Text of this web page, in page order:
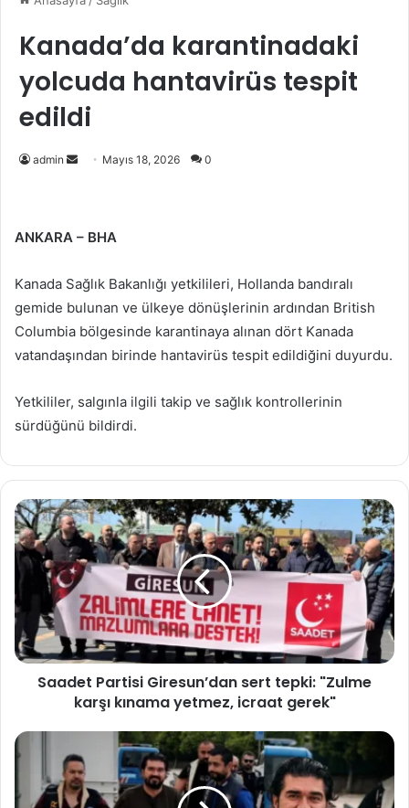
Kanada’da karantinadaki
yolcuda hantavirüs tespit
edildi
admin
Bir
Mayıs 18, 2026 0
ANKARA – BHA
Kanada Sağlık Bakanlığı yetkilileri, Hollanda bandıralı
gemide bulunan ve ülkeye dönüşlerinin ardından British
Columbia bölgesinde karantinaya alınan dört Kanada
vatandaşından birinde hantavirüs tespit edildiğini duyurdu.
Yetkililer, salgınla ilgili takip ve sağlık kontrollerinin
sürdüğünü bildirdi.
Saadet
Partisi
Giresun’dan
sert
"Zulme
karşı
kınama
yetmez,
icraatSaadet Partisi Giresun’dan sert tepki: "Zulme
karşı kınama yetmez, icraat gerek"
Rasim
Ozan
Kütahyalı
hakkında